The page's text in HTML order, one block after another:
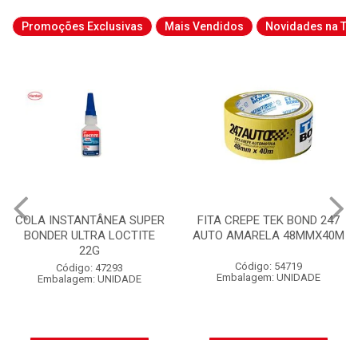
Promoções Exclusivas Mais Vendidos Novidades na
COLA INSTANTÂNEA SUPER
BONDER ULTRA LOCTITE
22G
Código: 47293
Embalagem: UNIDADE
FITA CREPE TEK BOND 247
AUTO AMARELA 48MMX40M
Código: 54719
Embalagem: UNIDADE